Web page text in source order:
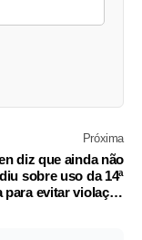
Próxima
diz que ainda não
sobre uso da 14ª
para evitar violação